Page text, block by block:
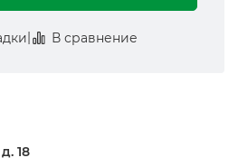
| В сравнение
18